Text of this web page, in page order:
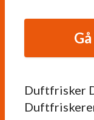
Duftfrisker